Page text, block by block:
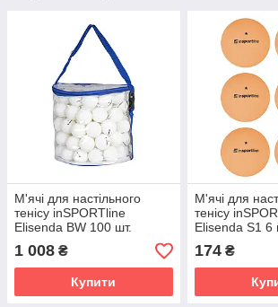
М'ячі для настільного
тенісу inSPORTline
Elisenda BW 100 шт.
1 008 ₴
Купити
М'ячі для
тенісу
Elisenda S1 6
помаранчеві
174₴